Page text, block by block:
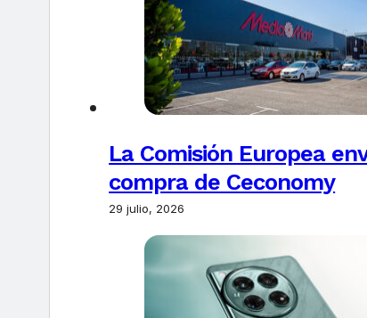
La Comisión Europea
compra de Ceconomy
29 julio, 2026